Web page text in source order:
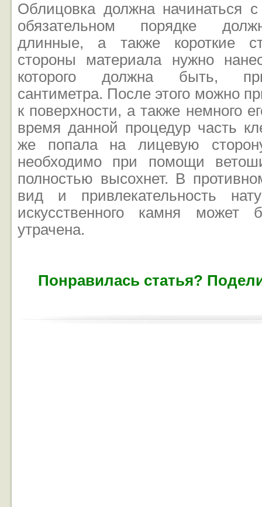
Облицовка должна начинаться
обязательном порядке
длинные, а также короткие
стороны материала нужно
которого должна быть,
сантиметра. После этого можно
к поверхности, а также немного
время данной процедур часть
же попала на лицевую
необходимо при помощи
полностью высохнет. В
вид и привлекательность
искусственного камня может
утрачена.
Понравилась статья?